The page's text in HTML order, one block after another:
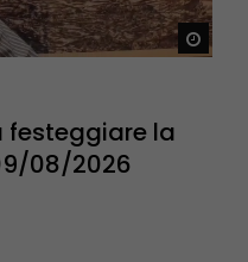
la
08/2026